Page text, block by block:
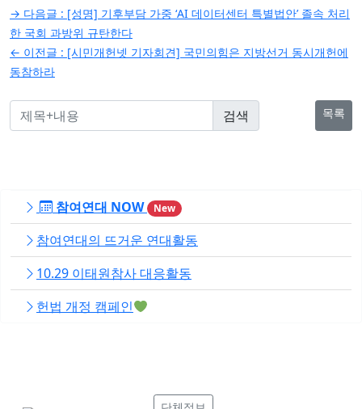
글
탐
색
→ 다음글 : [성명] 기후부담 가중 ‘AI 데이터센터 특별법안’ 졸속 처리
한 국회 과방위 규탄한다
← 이전글 : [시민개헌넷 기자회견] 국민의힘은 지방선거 동시개헌에
동참하라
목록
참여연대 NOW New
참여연대의 뜨거운 연대활동
10.29 이태원참사 대응활동
헌법 개정 캠페인